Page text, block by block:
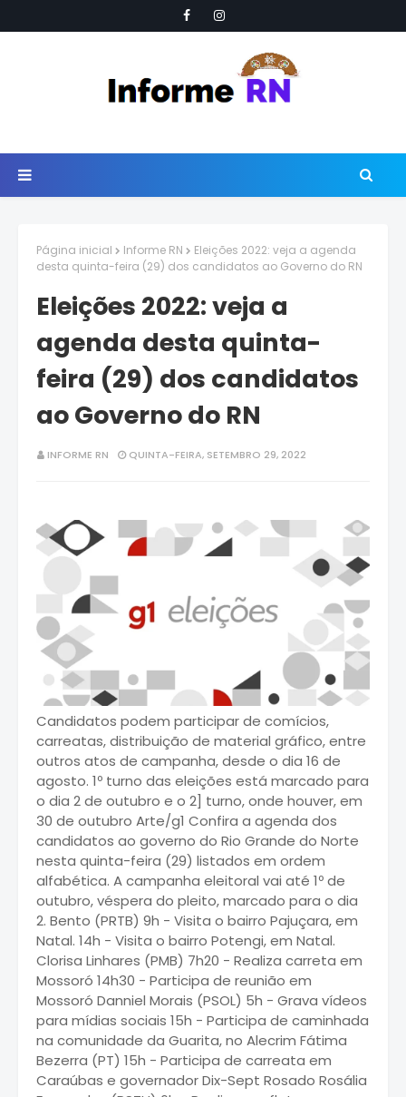
Página inicial Informe RN
Eleições 2022: veja a agenda
desta quinta-feira (29) dos candidatos ao Governo do RN
Eleições 2022: veja a
agenda desta quinta-
feira (29) dos candidatos
ao Governo do RN
INFORME RN QUINTA-FEIRA, SETEMBRO 29, 2022
Candidatos podem participar de comícios,
carreatas, distribuição de material gráfico, entre
outros atos de campanha, desde o dia 16 de
agosto. 1º turno das eleições está marcado para
o dia 2 de outubro e o 2] turno, onde houver, em
30 de outubro Arte/g1 Confira a agenda dos
candidatos ao governo do Rio Grande do Norte
nesta quinta-feira (29) listados em ordem
alfabética. A campanha eleitoral vai até 1º de
outubro, véspera do pleito, marcado para o dia
2. Bento (PRTB) 9h - Visita o bairro Pajuçara, em
Natal. 14h - Visita o bairro Potengi, em Natal.
Clorisa Linhares (PMB) 7h20 - Realiza carreta em
Mossoró 14h30 - Participa de reunião em
Mossoró Danniel Morais (PSOL) 5h - Grava vídeos
para mídias sociais 15h - Participa de caminhada
na comunidade da Guarita, no Alecrim Fátima
Bezerra (PT) 15h - Participa de carreata em
Caraúbas e governador Dix-Sept Rosado Rosália